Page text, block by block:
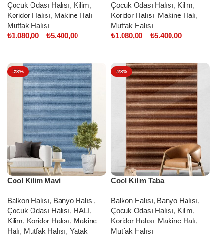
Çocuk Odası Halısı, Kilim,
Koridor Halısı, Makine Halı,
Mutfak Halısı
₺1.080,00 –₺5.400,00
Çocuk Odası Halısı, Kilim,
Koridor Halısı, Makine Halı,
Mutfak Halısı
₺1.080,00 –₺5.400,00
-28%
Cool Kilim Mavi
Balkon Halısı, Banyo Halısı,
Çocuk Odası Halısı, HALI,
Kilim, Koridor Halısı, Makine
Halı, Mutfak Halısı, Yatak
-28%
Cool Kilim Taba
Balkon Halısı, Banyo Halısı,
Çocuk Odası Halısı, Kilim,
Koridor Halısı, Makine Halı,
Mutfak Halısı